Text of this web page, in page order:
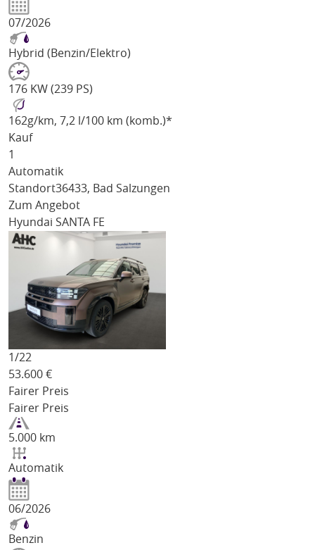
07/2026
Hybrid (Benzin/Elektro)
176 KW (239 PS)
162g/km, 7,2 l/100 km (komb.)*
Kauf
1
Automatik
Standort36433, Bad Salzungen
Zum Angebot
Hyundai SANTA FE
1/22
53.600 €
Fairer Preis
Fairer Preis
5.000 km
Automatik
06/2026
Benzin